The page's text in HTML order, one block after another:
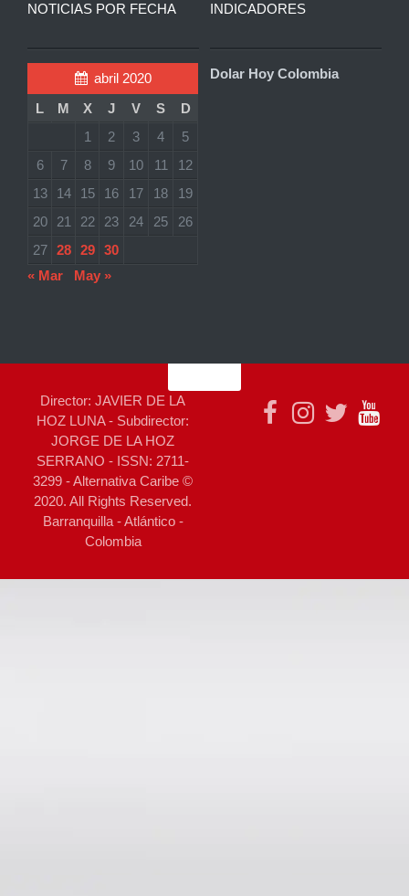
NOTICIAS POR FECHA
abril 2020
L
M X J V S
D
1
2 3 4
5
6
7 8 9 10 11
12
13
14 15 16 17 18
19
20
21 22 23 24 25
26
27
28 29
30
« Mar
May »
INDICADORES
Dolar Hoy Colombia
Director: JAVIER DE LA
HOZ LUNA - Subdirector:
JORGE DE LA HOZ
SERRANO - ISSN: 2711-
3299 - Alternativa Caribe ©
2020. All Rights Reserved.
Barranquilla - Atlántico -
Colombia